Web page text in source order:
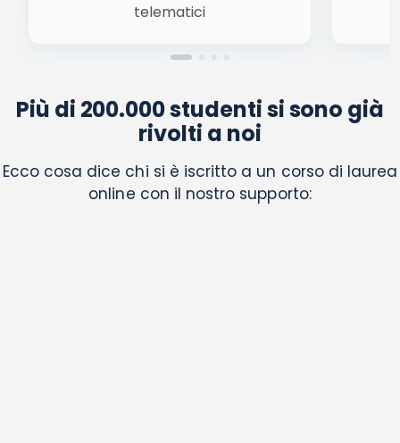
telematici
Più di 200.000 studenti si sono già
rivolti a noi
Ecco cosa dice chi si è iscritto a un corso di laurea
online con il nostro supporto: